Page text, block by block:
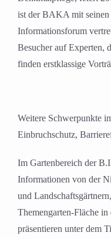
ist der BAKA mit seinen
Informationsforum
Besucher auf Experten,
finden erstklassige
Weitere Schwerpunkte
Einbruchschutz,
Im Gartenbereich der
Informationen von der
und
Themengarten-Fläche
präsentieren unter dem